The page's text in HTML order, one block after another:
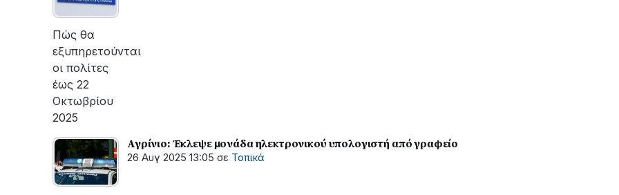
Πώς θα
εξυπηρετούνται
οι πολίτες
έως 22
Οκτωβρίου
2025
Αγρίνιο: Έκλεψε μονάδα ηλεκτρονικού υπολογιστή από γραφείο
26 Αυγ 2025 13:05 σε Τοπικά